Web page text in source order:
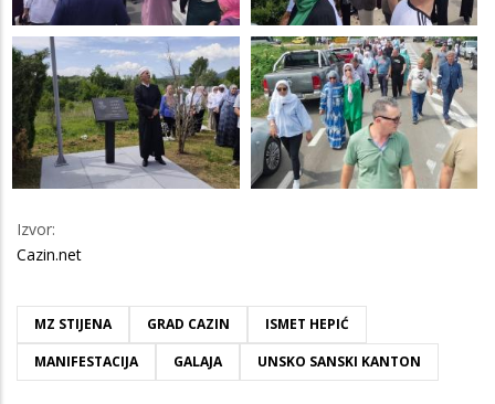
Izvor:
Cazin.net
MZ STIJENA GRAD CAZIN
ISMET HEPIĆ
MANIFESTACIJA
GALAJA UNSKO SANSKI KANTON